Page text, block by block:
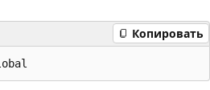
Копировать